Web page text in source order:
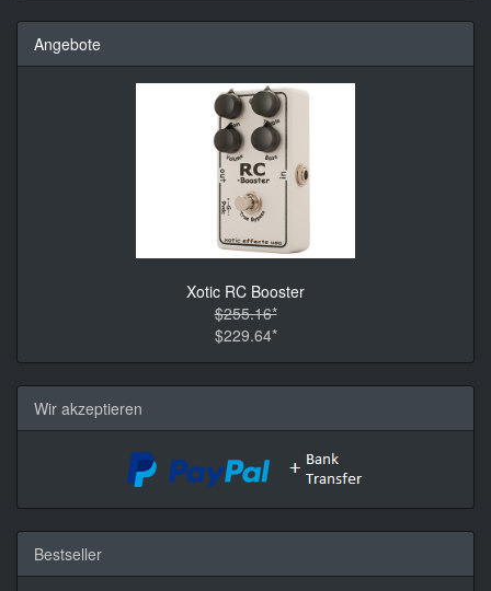
Angebote
Xotic RC Booster
$255.16*
$229.64*
Wir akzeptieren
Bestseller